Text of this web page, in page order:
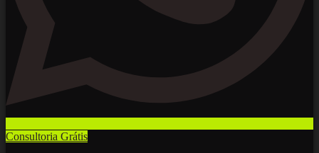
Consultoria Grátis